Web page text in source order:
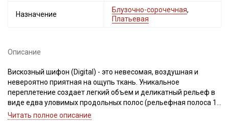
Назначение
Блузочно-сорочечная,
Платьевая
Описание
Вискозный шифон (Digital) - это невесомая, воздушная и
невероятно приятная на ощупь ткань. Уникальное
переплетение создает легкий объем и деликатный рельеф в
виде едва уловимых продольных полос (рельефная полоса 1
см, гладкая – 0,5 см). После стирки объемный рельеф ткани
Читать полное описание
Подписаться
Ознакомлен(а) с
ДаюСогласие на получение рекламных и
информационных рассылок